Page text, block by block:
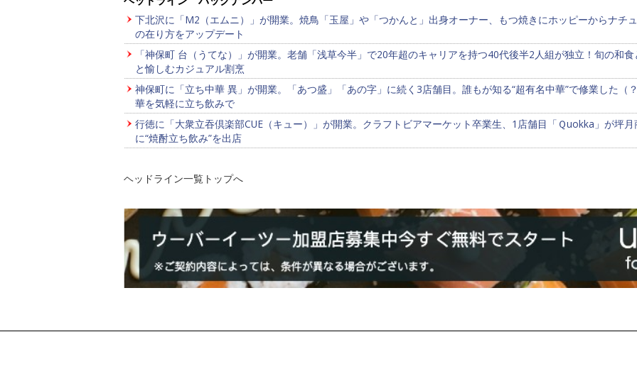
下北沢に「M2（エムニ）」が開業。焼鳥「玉屋」や「つかんと」出身オーナー、もつ焼きにホッピーからナチ
の在り方をアップデート
「神保町 台（うてな）」が開業。老舗「浅草今半」で20年超のキャリアを持つ40代後半2人組が独立！旬の和
と愉しむカジュアル割烹
神保町に「立ち中華 異」が開業。「あつ盛」「あの字」に続く3店舗目。誰もが知る“超有名中華”で修業した（
華を気軽に立ち飲みで
行徳に「大衆立吞倶楽部CUE（キュー）」が開業。クラフトビアマーケット卒業生、1店舗目「Ｑuokka」が坪
に“焼酎立ち飲み”を出店
ヘッドライン一覧トップへ